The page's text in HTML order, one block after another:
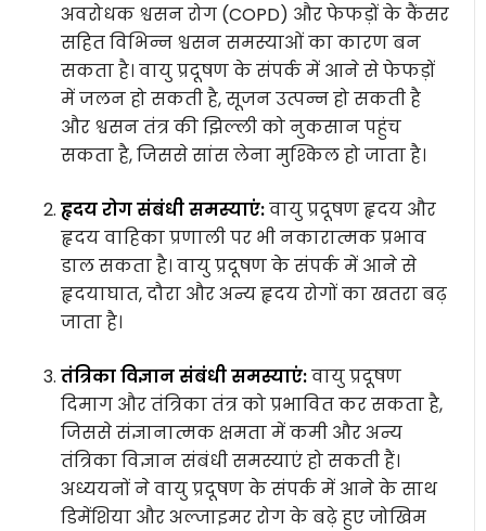
अवरोधक श्वसन रोग (COPD) और फेफड़ों के कैंसर
सहित विभिन्न श्वसन समस्याओं का कारण बन
सकता है। वायु प्रदूषण के संपर्क में आने से फेफड़ों
में जलन हो सकती है, सूजन उत्पन्न हो सकती है
और श्वसन तंत्र की झिल्ली को नुकसान पहुंच
सकता है, जिससे सांस लेना मुश्किल हो जाता है।
हृदय रोग संबंधी समस्याएं:वायु प्रदूषण हृदय और
हृदय वाहिका प्रणाली पर भी नकारात्मक प्रभाव
डाल सकता है। वायु प्रदूषण के संपर्क में आने से
हृदयाघात, दौरा और अन्य हृदय रोगों का खतरा बढ़
जाता है।
तंत्रिका विज्ञान संबंधी समस्याएं:वायु प्रदूषण
दिमाग और तंत्रिका तंत्र को प्रभावित कर सकता है,
जिससे संज्ञानात्मक क्षमता में कमी और अन्य
तंत्रिका विज्ञान संबंधी समस्याएं हो सकती हैं।
अध्ययनों ने वायु प्रदूषण के संपर्क में आने के साथ
डिमेंशिया और अल्जाइमर रोग के बढ़े हुए जोखिम